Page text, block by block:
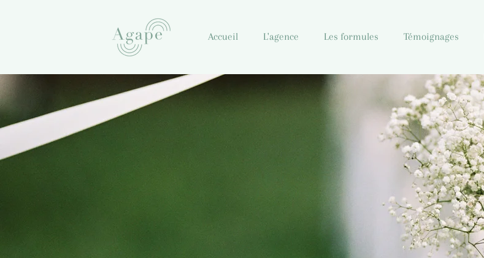
Accueil L'agence Les formules Témoignages